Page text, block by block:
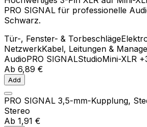
PRO SIGNAL für professionelle
Schwarz.
Tür-, Fenster- & Torbeschläge
NetzwerkKabel, Leitungen &
AudioPRO SIGNALStudioMini-XLR
Ab 6,89 €
Add
PRO SIGNAL 3,5-mm-Kupplung,
Stereo
Ab 1,91 €